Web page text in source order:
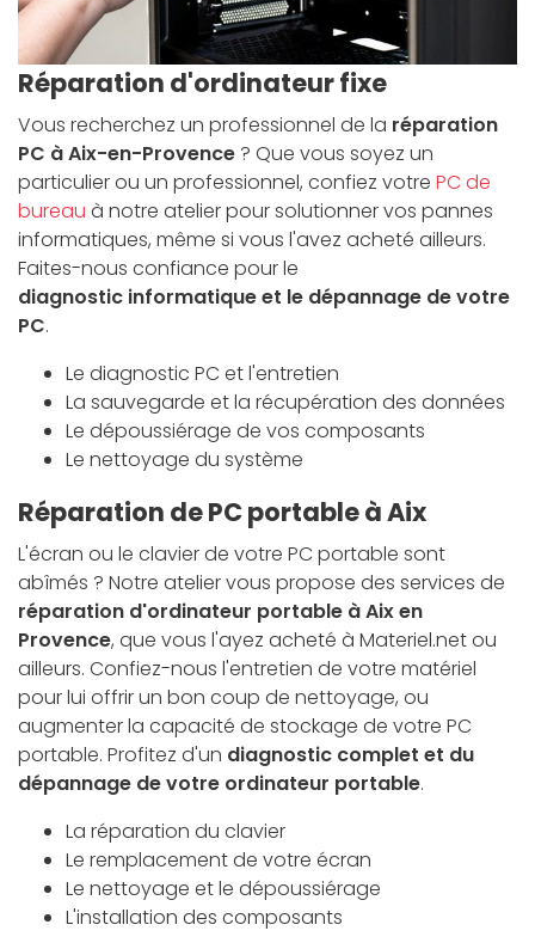
Réparation d'ordinateur fixe
Vous recherchez un professionnel de la réparation
PC à Aix-en-Provence ? Que vous soyez un
particulier ou un professionnel, confiez votre PC de
bureau à notre atelier pour solutionner vos pannes
informatiques, même si vous l'avez acheté ailleurs.
Faites-nous confiance pour le
diagnostic informatique et le dépannage de votre
PC.
Le diagnostic PC et l'entretien
La sauvegarde et la récupération des données
Le dépoussiérage de vos composants
Le nettoyage du système
Réparation de PC portable à Aix
L'écran ou le clavier de votre PC portable sont
abîmés ? Notre atelier vous propose des services de
réparation d'ordinateur portable à Aix en
Provence, que vous l'ayez acheté à Materiel.net ou
ailleurs. Confiez-nous l'entretien de votre matériel
pour lui offrir un bon coup de nettoyage, ou
augmenter la capacité de stockage de votre PC
portable. Profitez d'un diagnostic complet et du
dépannage de votre ordinateur portable.
La réparation du clavier
Le remplacement de votre écran
Le nettoyage et le dépoussiérage
L'installation des composants